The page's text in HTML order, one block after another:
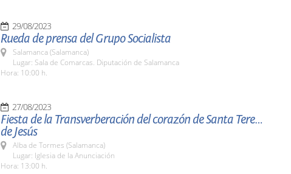
29/08/2023
Rueda de prensa del Grupo Socialista
Salamanca (Salamanca)
Lugar: Sala de Comarcas. Diputación de Salamanca
Hora: 10:00 h.
27/08/2023
Fiesta de la Transverberación del corazón de Santa Teresa
de Jesús
Alba de Tormes (Salamanca)
Lugar: Iglesia de la Anunciación
Hora: 13:00 h.